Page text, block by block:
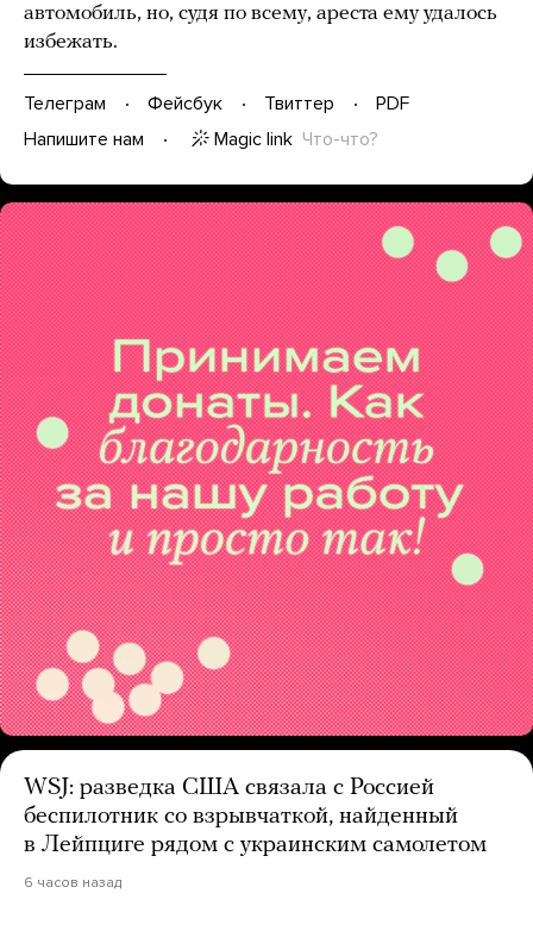
автомобиль, но, судя по всему, ареста ему удалось
избежать.
Телеграм Фейсбук Твиттер
PDF
Напишите нам
Magic link Что-что?
WSJ: разведка США связала с Россией
беспилотник со взрывчаткой, найденный
в Лейпциге рядом с украинским самолетом
6 часов назад